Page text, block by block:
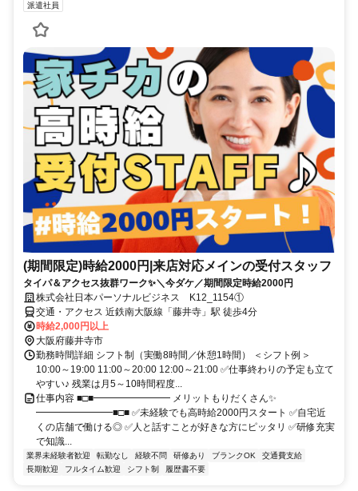
派遣社員
(期間限定)時給2000円|来店対応メインの受付スタッフ
タイパ＆アクセス抜群ワーク✨＼今ダケ／期間限定時給2000円
株式会社日本パーソナルビジネス K12_1154①
交通・アクセス 近鉄南大阪線「藤井寺」駅 徒歩4分
時給2,000円以上
大阪府藤井寺市
勤務時間詳細 シフト制（実働8時間／休憩1時間） ＜シフト例＞
10:00～19:00 11:00～20:00 12:00～21:00 ✅仕事終わりの予定も立て
やすい♪ 残業は月5～10時間程度...
仕事内容 ■□■━━━━━━━━ メリットもりだくさん✨
━━━━━━━━■□■ ✅未経験でも高時給2000円スタート ✅自宅近
くの店舗で働ける◎ ✅人と話すことが好きな方にピッタリ ✅研修充実
で知識...
業界未経験者歓迎 転勤なし 経験不問 研修あり ブランクOK
交通費支給
長期歓迎
フルタイム歓迎 シフト制 履歴書不要